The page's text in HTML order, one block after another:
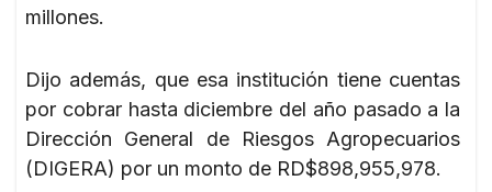
millones.
Dijo además, que esa institución tiene cuentas
por cobrar hasta diciembre del año pasado a la
Dirección General de Riesgos Agropecuarios
(DIGERA) por un monto de RD$898,955,978.